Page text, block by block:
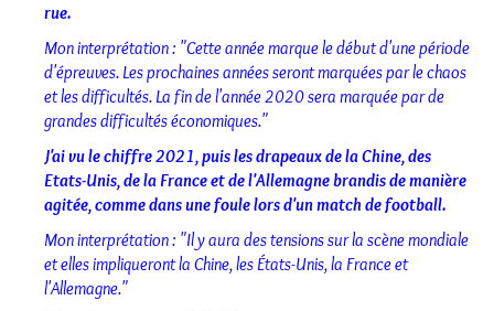
rue.
Mon interprétation : "Cette année marque le début d'une période
d'épreuves. Les prochaines années seront marquées par le chaos
et les difficultés. La fin de l'année 2020 sera marquée par de
grandes difficultés économiques."
J'ai vu le chiffre 2021, puis les drapeaux de la Chine, des
Etats-Unis, de la France et de l'Allemagne brandis de manière
agitée, comme dans une foule lors d'un match de football.
Mon interprétation : "Il y aura des tensions sur la scène mondiale
et elles impliqueront la Chine, les États-Unis, la France et
l'Allemagne."